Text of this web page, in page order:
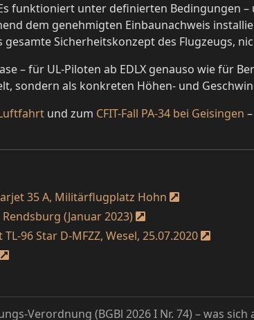
funktioniert unter definierten Bedingungen
dem genehmigten Einbaunachweis
Sicherheitskonzept des Flugzeugs,
– für UL-Piloten ab EDLX genauso wie für
sondern als konkreten Höhen- und
und zum CFIT-Fall PA-34 bei Geisingen
35 A, Militärflugplatz Hohn
(Januar 2023)
96 Star D-MFZZ, Wesel, 25.07.2020
Verordnung (BGBl 2026 I Nr. 74) – was